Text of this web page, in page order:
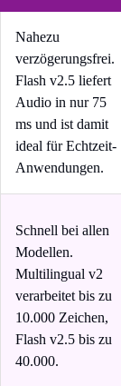
Nahezu
verzögerungsfrei.
Flash v2.5 liefert
Audio in nur 75
ms und ist damit
ideal für Echtzeit-
Anwendungen.
Schnell bei allen
Modellen.
Multilingual v2
verarbeitet bis zu
10.000 Zeichen,
Flash v2.5 bis zu
40.000.